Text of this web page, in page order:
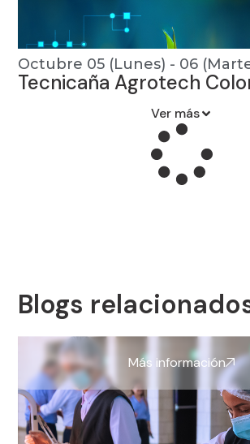
Octubre 05 (Lunes) - 06
Tecnicaña Agrotech
Ver más
Blogs
Más información